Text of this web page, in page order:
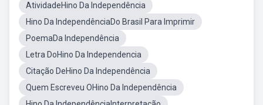
AtividadeHino Da Independência
Hino Da IndependênciaDo Brasil Para Imprimir
PoemaDa Independência
Letra DoHino Da Independencia
Citação DeHino Da Independência
Quem Escreveu OHino Da Independência